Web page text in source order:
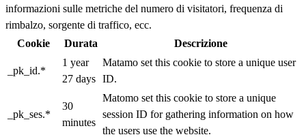
informazioni sulle metriche del numero di visitatori, frequenza di
rimbalzo, sorgente di traffico, ecc.
Cookie
Durata Descrizione
_pk_id.*
1 year
27 days
Matamo set this cookie to store a unique user
ID.
_pk_ses.*
30
minutes
Matomo set this cookie to store a unique
session ID for gathering information on how
the users use the website.